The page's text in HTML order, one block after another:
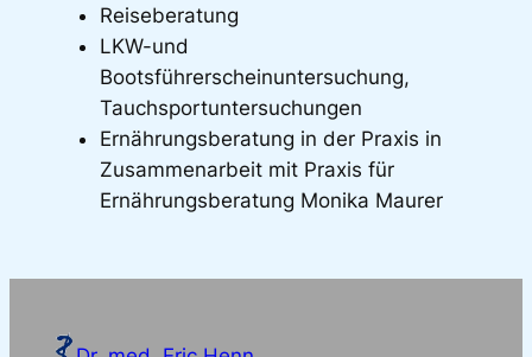
Reiseberatung
LKW-und
Bootsführerscheinuntersuchung,
Tauchsportuntersuchungen
Ernährungsberatung in der Praxis in
Zusammenarbeit mit Praxis für
Ernährungsberatung Monika Maurer